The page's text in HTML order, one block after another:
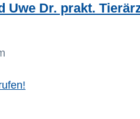
Uwe Dr. prakt.